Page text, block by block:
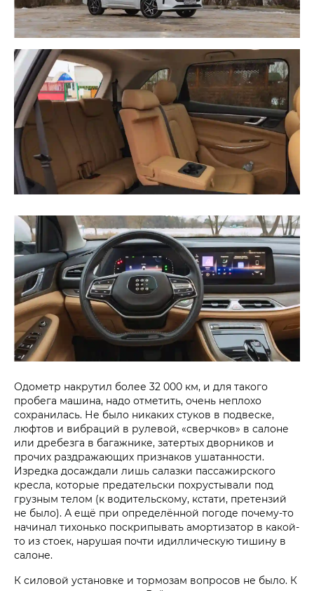
Одометр накрутил более 32 000 км, и для такого
пробега машина, надо отметить, очень неплохо
сохранилась. Не было никаких стуков в подвеске,
люфтов и вибраций в рулевой, «сверчков» в салоне
или дребезга в багажнике, затертых дворников и
прочих раздражающих признаков ушатанности.
Изредка досаждали лишь салазки пассажирского
кресла, которые предательски похрустывали под
грузным телом (к водительскому, кстати, претензий
не было). А ещё при определённой погоде почему-то
начинал тихонько поскрипывать амортизатор в какой-
то из стоек, нарушая почти идиллическую тишину в
салоне.
К силовой установке и тормозам вопросов не было. К